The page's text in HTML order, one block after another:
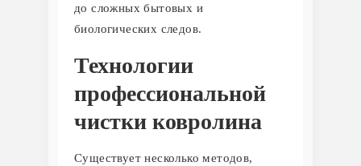
до сложных бытовых и
биологических следов.
Технологии
профессиональной
чистки ковролина
Существует несколько методов,